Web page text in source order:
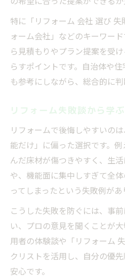
特に「リフォーム 会社 選び
ォーム会社」などのキーワー
ら見積もりやプラン提案を受
らすポイントです。自治体や
も参考にしながら、総合的に判
リフォーム失敗談から学
リフォームで後悔しやすいの
能だけ」に偏った選択です。
んだ床材が傷つきやすく、生
や、機能面に集中しすぎて全
ってしまったという失敗例があ
こうした失敗を防ぐには、事
い、プロの意見を聞くことが
用者の体験談や「リフォーム
クリストを活用し、自分の優
安心です。